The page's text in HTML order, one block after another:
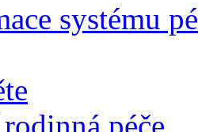
systému
péče